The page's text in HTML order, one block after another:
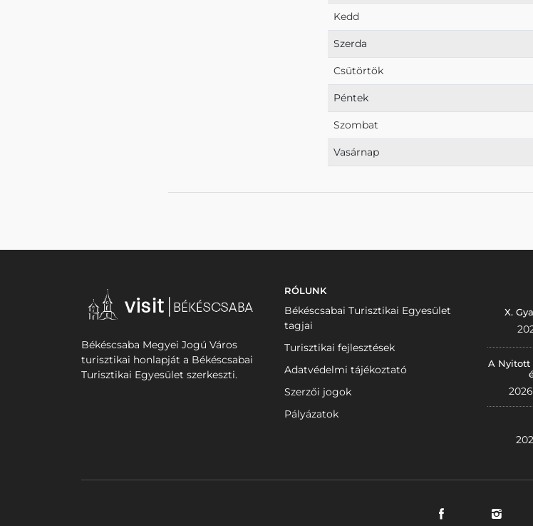
Kedd
Szerda
Csütörtök
Péntek
Szombat
Vasárnap
Békéscsaba Megyei Jogú Város
turisztikai honlapját a Békéscsabai
Turisztikai Egyesület szerkeszti.
RÓLUNK
Békéscsabai Turisztikai Egyesület
tagjai
Turisztikai fejlesztések
Adatvédelmi tájékoztató
Szerzői jogok
Pályázatok
X.
A Nyitott